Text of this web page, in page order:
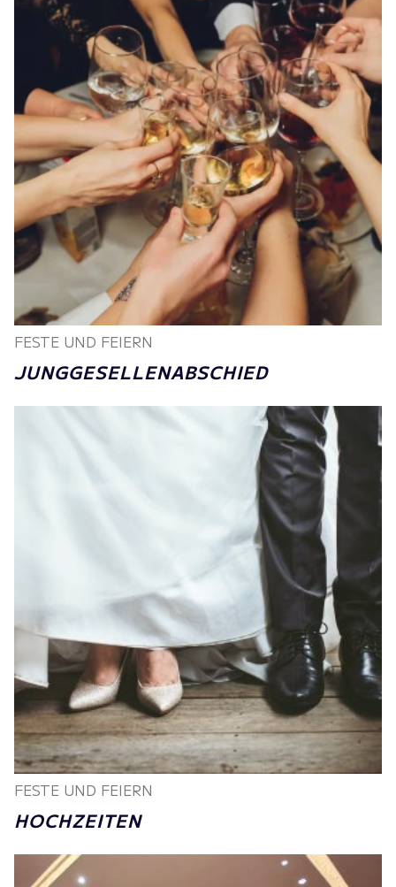
FESTE UND FEIERN
JUNGGESELLENABSCHIED
FESTE UND FEIERN
HOCHZEITEN